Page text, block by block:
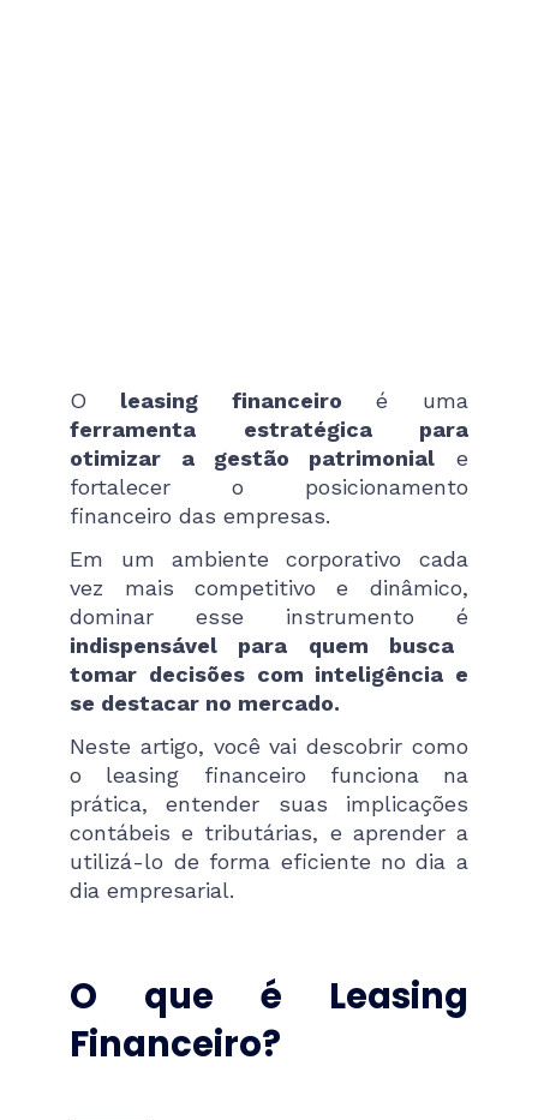
O leasing financeiro é uma
ferramenta estratégica para
otimizar a gestão patrimonial e
fortalecer o posicionamento
financeiro das empresas.
Em um ambiente corporativo cada
vez mais competitivo e dinâmico,
dominar esse instrumento é
indispensável para quem busca
tomar decisões com inteligência e
se destacar no mercado.
Neste artigo, você vai descobrir como
o leasing financeiro funciona na
prática, entender suas implicações
contábeis e tributárias, e aprender a
utilizá-lo de forma eficiente no dia a
dia empresarial.
O que é Leasing
Financeiro?